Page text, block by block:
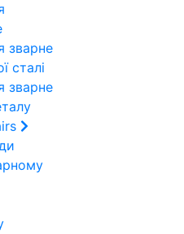
зварне
сталі
зварне